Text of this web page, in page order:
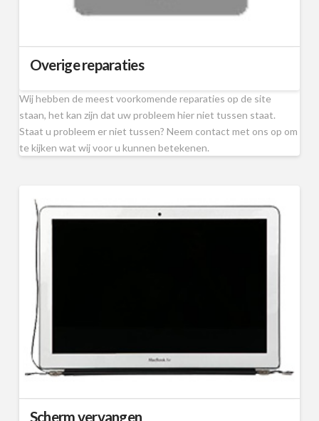
Overige reparaties
Wij hebben de meest voorkomende reparaties op de site
staan, het kan zijn dat uw probleem hier niet tussen staat.
Staat u probleem er niet tussen? Neem contact met ons op om
te kijken wat wij voor u kunnen betekenen.
Scherm vervangen